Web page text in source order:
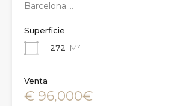
Barcelona.…
Superficie
272
M²
Venta
€ 96,000€